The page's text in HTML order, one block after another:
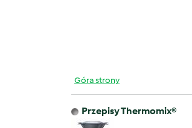
Góra strony
Przepisy Thermomix®